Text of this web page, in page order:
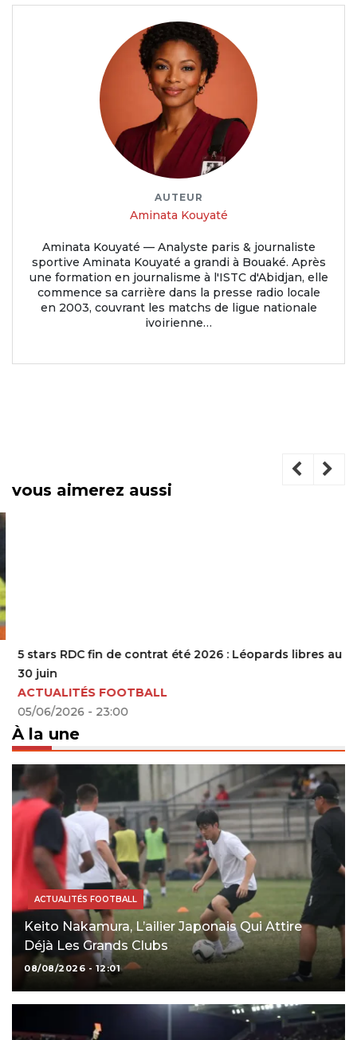
AUTEUR
Aminata Kouyaté
Aminata Kouyaté — Analyste paris & journaliste
sportive Aminata Kouyaté a grandi à Bouaké. Après
une formation en journalisme à l'ISTC d'Abidjan, elle
commence sa carrière dans la presse radio locale
en 2003, couvrant les matchs de ligue nationale
ivoirienne…
vous aimerez aussi
5 stars RDC fin de contrat été 2026 : Léopards libres au
30 juin
ACTUALITÉS FOOTBALL
05/06/2026 - 23:00
À la une
ACTUALITÉS FOOTBALL
Keito Nakamura, L’ailier Japonais Qui Attire
Déjà Les Grands Clubs
08/08/2026 - 12:01